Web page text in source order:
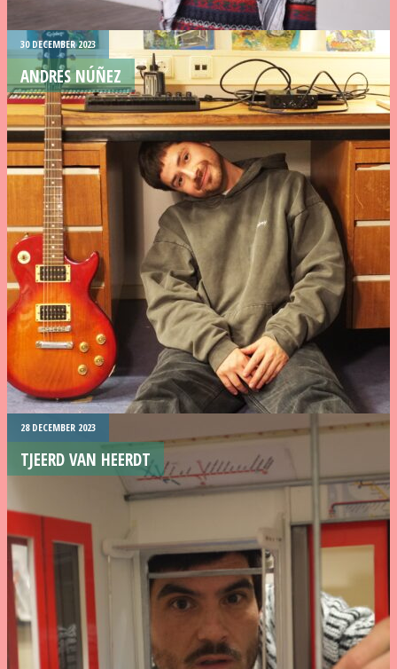
30 DECEMBER 2023
ANDRES NÚÑEZ
28 DECEMBER 2023
TJEERD VAN HEERDT